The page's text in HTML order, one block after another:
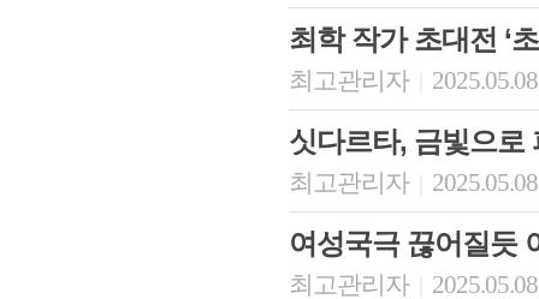
최학 작가 초대전 ‘
최고관리자
싯다르타, 금빛으로
최고관리자
여성국극 끊어질듯
최고관리자